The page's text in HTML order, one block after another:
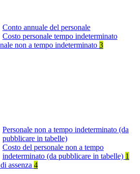
Conto annuale del personale
Costo personale tempo indeterminato
non a tempo indeterminato 3
Personale non a tempo indeterminato (da
pubblicare in tabelle)
Costo del personale non a tempo
indeterminato (da pubblicare in tabelle) 1
assenza 4